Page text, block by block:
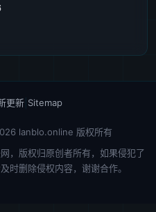
更新| Sitemap
lanblo.online 版权所有
，版权归原创者所有，如果侵犯了
时删除侵权内容，谢谢合作。